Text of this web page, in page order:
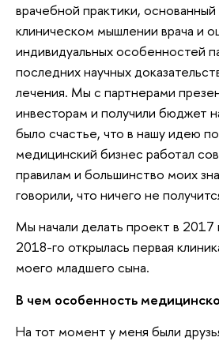
врачебной практики, основанный
клиническом мышлении врача и
индивидуальных особенностей
последних научных
лечения. Мы с партнерами
инвесторам и получили бюджет
было счастье, что в нашу идею
медицинский бизнес работал
правилам и большинство моих
говорили, что ничего не
Мы начали делать проект в 2017
2018-го открылась первая
моего младшего сына.
В чем особенность
На тот момент у меня были